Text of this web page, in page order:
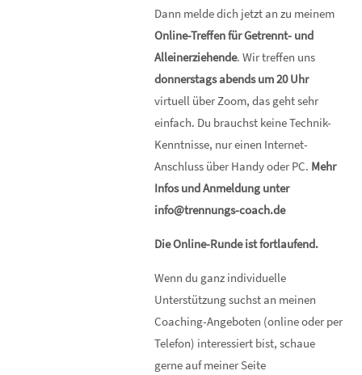
Dann melde dich jetzt an zu meinem
Online-Treffen für Getrennt- und
Alleinerziehende. Wir treffen uns
donnerstags abends um 20 Uhr
virtuell über Zoom, das geht sehr
einfach. Du brauchst keine Technik-
Kenntnisse, nur einen Internet-
Anschluss über Handy oder PC. Mehr
Infos und Anmeldung unter
info@trennungs-coach.de
Die Online-Runde ist fortlaufend.
Wenn du ganz individuelle
Unterstützung suchst an meinen
Coaching-Angeboten (online oder per
Telefon) interessiert bist, schaue
gerne auf meiner Seite